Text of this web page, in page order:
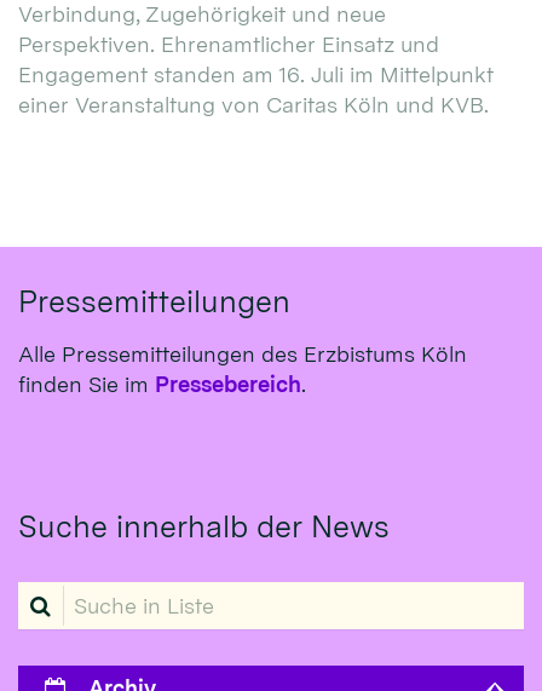
Verbindung, Zugehörigkeit und neue
Perspektiven. Ehrenamtlicher Einsatz und
Engagement standen am 16. Juli im Mittelpunkt
einer Veranstaltung von Caritas Köln und KVB.
Pressemitteilungen
Alle Pressemitteilungen des Erzbistums Köln
finden Sie im Pressebereich.
Suche innerhalb der News
Suche in Liste